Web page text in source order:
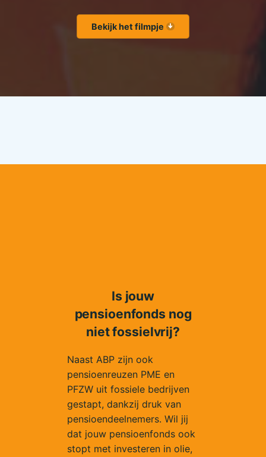
Bekijk het filmpje
Is jouw
pensioenfonds nog
niet fossielvrij?
Naast ABP zijn ook
pensioenreuzen PME en
PFZW uit fossiele bedrijven
gestapt, dankzij druk van
pensioendeelnemers. Wil jij
dat jouw pensioenfonds ook
stopt met investeren in olie,